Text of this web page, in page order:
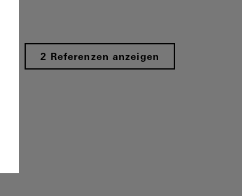
2 Referenzen anzeigen